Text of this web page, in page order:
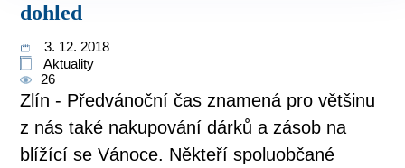
dohled
3. 12. 2018
Aktuality
26
Zlín - Předvánoční čas znamená pro většinu
z nás také nakupování dárků a zásob na
blížící se Vánoce. Někteří spoluobčané